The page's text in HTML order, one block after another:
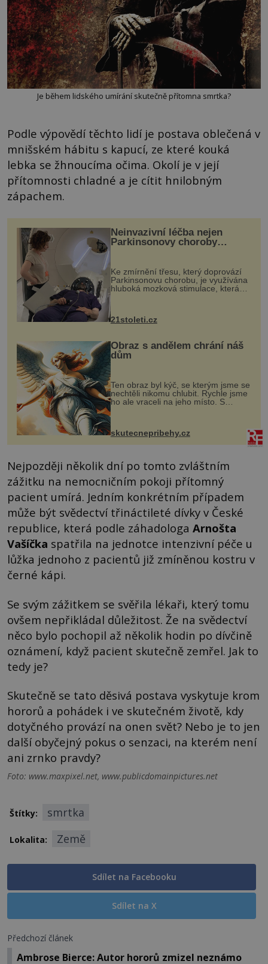
Je během lidského umírání skutečně přítomna smrtka?
Podle výpovědí těchto lidí je postava oblečená v
mnišském hábitu s kapucí, ze které kouká
lebka se žhnoucíma očima. Okolí je v její
přítomnosti chladné a je cítit hnilobným
zápachem.
Neinvazivní léčba nejen
Parkinsonovy choroby
Ke zmírnění třesu, který doprovází
Parkinsonovu chorobu, je využívána
hluboká mozková stimulace, která
však vyžaduje vysoce invazivní
k dostatečně přesnému zacílení ...
21stoleti.cz
Obraz s andělem chrání náš
dům
Ten obraz byl kýč, se kterým jsme se
nechtěli nikomu chlubit. Rychle jsme
ho ale vraceli na jeho místo. S
manželem Vaškem jsme si pořídili
chaloupku, takový domek na severu
Čech, kde jsme si naplánova...
skutecnepribehy.cz
Nejpozději několik dní po tomto zvláštním
zážitku na nemocničním pokoji přítomný
pacient umírá. Jedním konkrétním případem
může být svědectví třináctileté dívky v České
republice, která podle záhadologa Arnošta
Vašíčka spatřila na jednotce intenzivní péče u
lůžka jednoho z pacientů již zmíněnou kostru v
černé kápi.
Se svým zážitkem se svěřila lékaři, který tomu
ovšem nepřikládal důležitost. Že na svědectví
něco bylo pochopil až několik hodin po dívčině
oznámení, když pacient skutečně zemřel. Jak to
tedy je?
Skutečně se tato děsivá postava vyskytuje krom
hororů a pohádek i ve skutečném životě, kdy
dotyčného provází na onen svět? Nebo je to jen
další obyčejný pokus o senzaci, na kterém není
ani zrnko pravdy?
Foto: www.maxpixel.net, www.publicdomainpictures.net
Štítky: smrtka
Lokalita: Země
Sdílet na Facebooku
Sdílet na X
Předchozí článek
Ambrose Bierce: Autor hororů zmizel neznámo